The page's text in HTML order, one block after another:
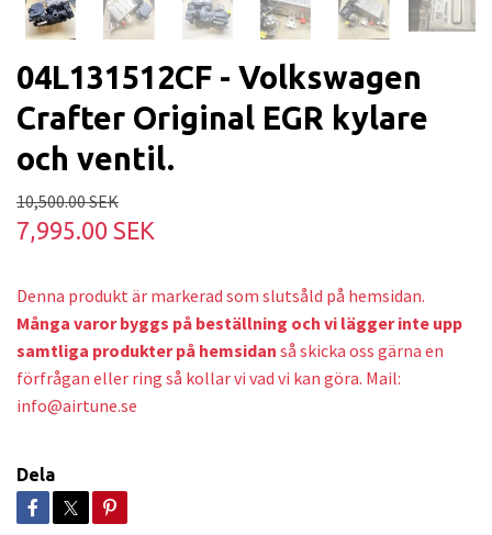
04L131512CF - Volkswagen
Crafter Original EGR kylare
och ventil.
10,500.00 SEK
7,995.00 SEK
Denna produkt är markerad som slutsåld på hemsidan.
Många varor byggs på beställning och vi lägger inte upp
samtliga produkter på hemsidan så skicka oss gärna en
förfrågan eller ring så kollar vi vad vi kan göra. Mail:
info@airtune.se
Dela